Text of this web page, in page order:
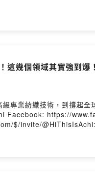
這幾個領域其實強到爆！
專業紡織技術，到撐起
collaboration / 廠商合作與試用請